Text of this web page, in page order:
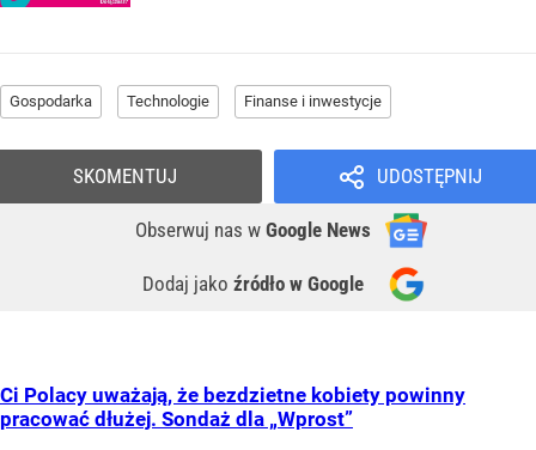
Gospodarka Technologie Finanse i inwestycje
UDOSTĘPNIJ
Obserwuj nas w Google News
Dodaj jako źródło w Google
SKOMENTUJ
Ci Polacy uważają, że bezdzietne kobiety powinny
pracować dłużej. Sondaż dla „Wprost”